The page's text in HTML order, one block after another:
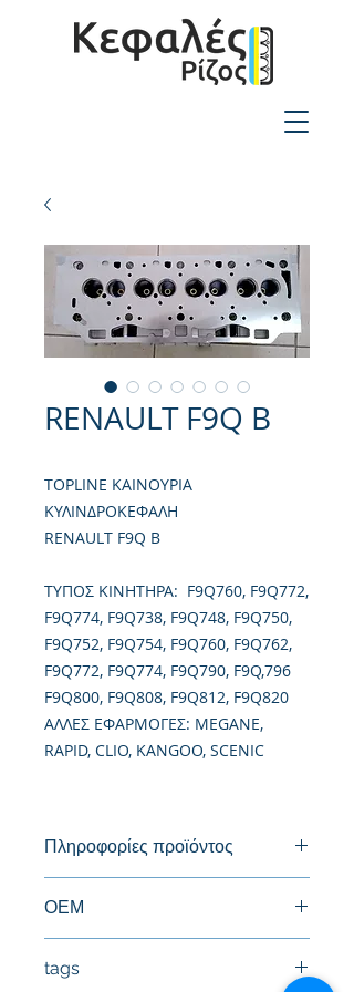
RENAULT F9Q B
TOPLINE ΚΑΙΝΟΥΡΙΑ
ΚΥΛΙΝΔΡΟΚΕΦΑΛΗ
RENAULT F9Q B
TΥΠΟΣ ΚΙΝΗΤΗΡΑ: F9Q760, F9Q772,
F9Q774, F9Q738, F9Q748, F9Q750,
F9Q752, F9Q754, F9Q760, F9Q762,
F9Q772, F9Q774, F9Q790, F9Q,796
F9Q800, F9Q808, F9Q812, F9Q820
ΑΛΛΕΣ ΕΦΑΡΜΟΓΕΣ: MEGANE,
RAPID, CLIO, KANGOO, SCENIC
Πληροφορίες προϊόντος
ΟΕΜ
tags